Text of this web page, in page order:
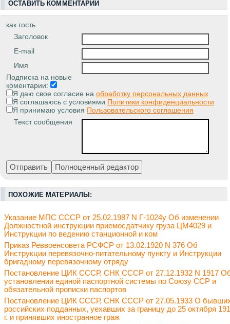
ОСТАВИТЬ КОММЕНТАРИЙ
как гость
Заголовок
E-mail
Имя
Подписка на новые
коментарии:
Я даю свое согласие на обработку персональных данных
Я соглашаюсь с условиями Политики конфиденциальности
Я принимаю условия Пользовательского соглашения
Текст сообщения
ПОХОЖИЕ МАТЕРИАЛЫ:
Указание МПС СССР от 25.02.1987 N Г-1024у Об изменении
Должностной инструкции приемосдатчику груза ЦМ4029 и
Инструкции по ведению станционной и ком
Приказ Реввоенсовета РСФСР от 13.02.1920 N 376 Об
Инструкции перевязочно-питательному пункту и Инструкции
бригадному перевязочному отряду
Постановление ЦИК СССР, СНК СССР от 27.12.1932 N 1917
установлении единой паспортной системы по Союзу ССР и
обязательной прописки паспортов
Постановление ЦИК СССР, СНК СССР от 27.05.1933 О
российских подданных, уехавших за границу до 25 октября
г. и принявших иностранное граж